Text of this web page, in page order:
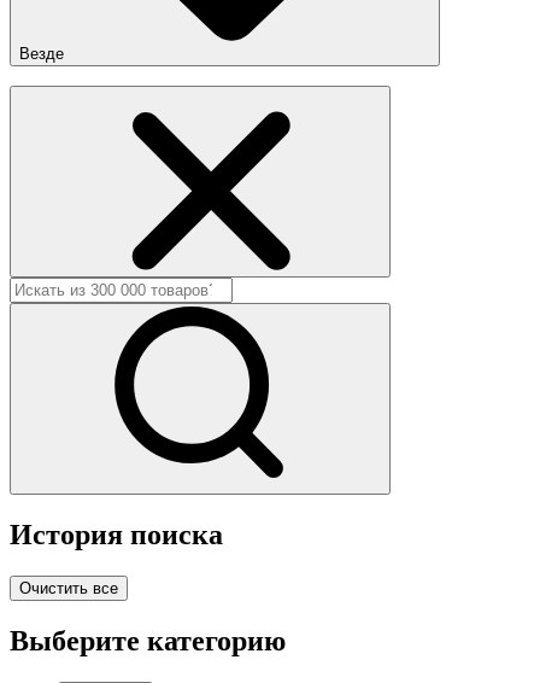
Везде
История поиска
Очистить все
Выберите категорию